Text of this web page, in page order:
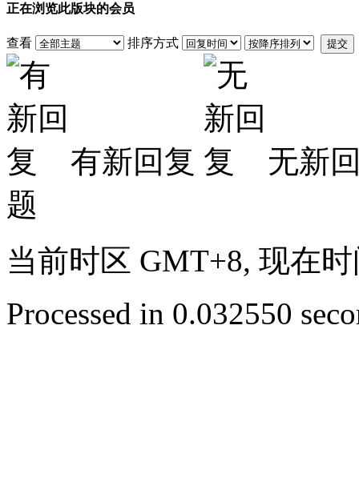
正在浏览此版块的会员
查看 排序方式 提交
有新回复
无新
题
当前时区 GMT+8, 现在
Processed in 0.032550